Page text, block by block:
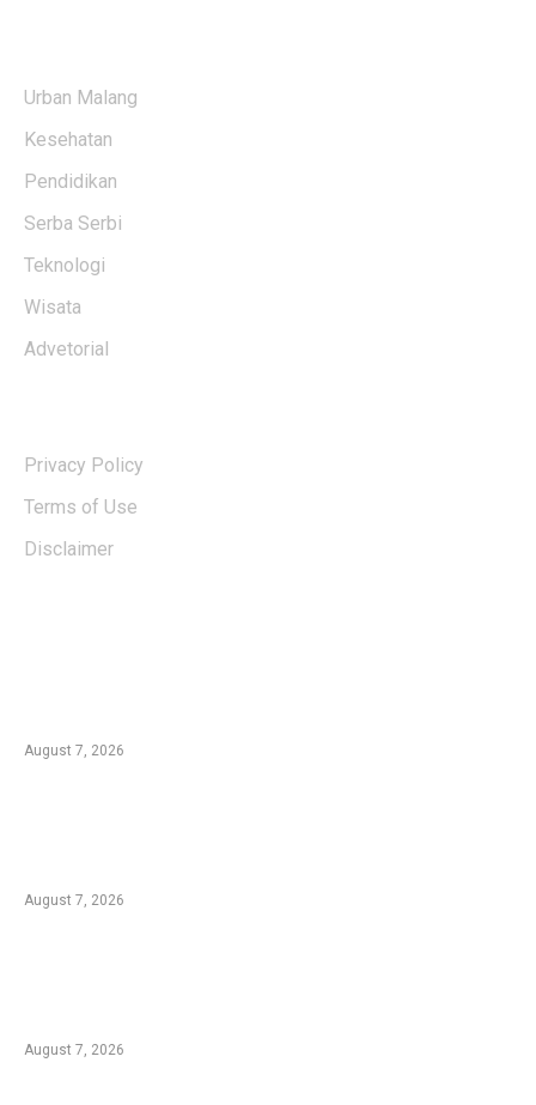
Urban Malang
Kesehatan
Pendidikan
Serba Serbi
Teknologi
Wisata
Advetorial
Privacy Policy
Terms of Use
Disclaimer
August 7, 2026
August 7, 2026
August 7, 2026